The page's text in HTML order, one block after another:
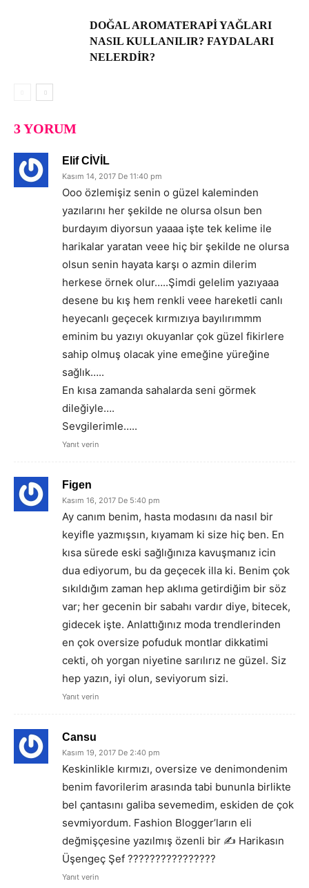
DOĞAL AROMATERAPI YAĞLARI
NASIL KULLANILIR? FAYDALARI
NELERDIR?
3 YORUM
Elif CİVİL
Kasım 14, 2017 De 11:40 pm
Ooo özlemişiz senin o güzel kaleminden
yazılarını her şekilde ne olursa olsun ben
burdayım diyorsun yaaaa işte tek kelime ile
harikalar yaratan veee hiç bir şekilde ne olursa
olsun senin hayata karşı o azmin dilerim
herkese örnek olur…..Şimdi gelelim yazıyaaa
desene bu kış hem renkli veee hareketli canlı
heyecanlı geçecek kırmızıya bayılırımmm
eminim bu yazıyı okuyanlar çok güzel fikirlere
sahip olmuş olacak yine emeğine yüreğine
sağlık…..
En kısa zamanda sahalarda seni görmek
dileğiyle….
Sevgilerimle…..
Yanıt verin
Figen
Kasım 16, 2017 De 5:40 pm
Ay canım benim, hasta modasını da nasıl bir
keyifle yazmışsın, kıyamam ki size hiç ben. En
kısa sürede eski sağlığınıza kavuşmanız icin
dua ediyorum, bu da geçecek illa ki. Benim çok
sıkıldığım zaman hep aklıma getirdiğim bir söz
var; her gecenin bir sabahı vardır diye, bitecek,
gidecek işte. Anlattığınız moda trendlerinden
en çok oversize pofuduk montlar dikkatimi
cekti, oh yorgan niyetine sarılırız ne güzel. Siz
hep yazın, iyi olun, seviyorum sizi.
Yanıt verin
Cansu
Kasım 19, 2017 De 2:40 pm
Keskinlikle kırmızı, oversize ve denimondenim
benim favorilerim arasında tabi bununla birlikte
bel çantasını galiba sevemedim, eskiden de çok
sevmiyordum. Fashion Blogger’ların eli
değmişçesine yazılmış özenli bir ✍️ Harikasın
Üşengeç Şef ????????‍????????
Yanıt verin